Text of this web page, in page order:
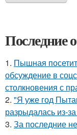
Последние
1. Пышная
обсуждение в
столкновения с
2. "Я уже год
разрыдалась из-
3. За последние